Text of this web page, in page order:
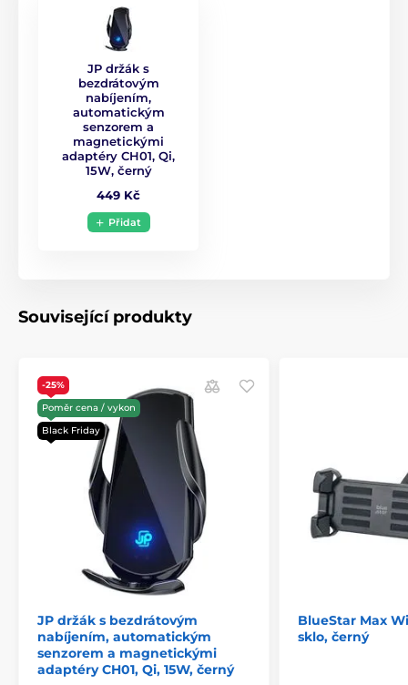
JP držák s
bezdrátovým
nabíjením,
automatickým
senzorem a
magnetickými
adaptéry CH01, Qi,
15W, černý
449 Kč
Přidat
Související produkty
-25%
Poměr cena / vykon
Black Friday
JP držák s bezdrátovým
nabíjením, automatickým
senzorem a magnetickými
adaptéry CH01, Qi, 15W, černý
BlueStar Max
sklo, černý